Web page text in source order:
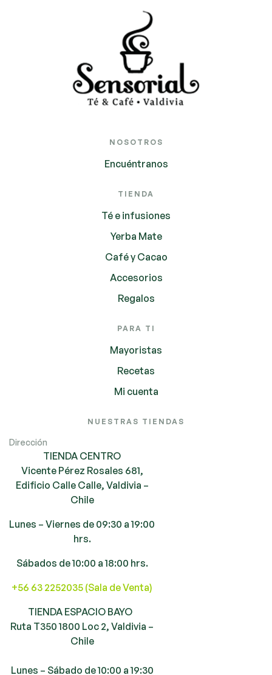
NOSOTROS
Encuéntranos
TIENDA
Té e infusiones
Yerba Mate
Café y Cacao
Accesorios
Regalos
PARA TI
Mayoristas
Recetas
Mi cuenta
NUESTRAS TIENDAS
Dirección
TIENDA CENTRO
Vicente Pérez Rosales 681,
Edificio Calle Calle, Valdivia –
Chile
Lunes – Viernes de 09:30 a 19:00
hrs.
Sábados de 10:00 a 18:00 hrs.
+56 63 2252035 (Sala de Venta)
TIENDA ESPACIO BAYO
Ruta T350 1800 Loc 2, Valdivia –
Chile
Lunes – Sábado de 10:00 a 19:30